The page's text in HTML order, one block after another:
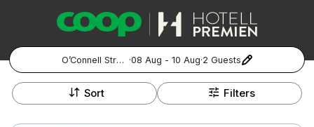
O’Connell Street ·08 Aug - 10 Aug·2 Guests
Popular Destinations:
Sort Filters
+
−